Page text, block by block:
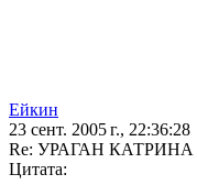
Ейкин
23 сент. 2005 г., 22:36:28
Re: УРАГАН
Цитата: